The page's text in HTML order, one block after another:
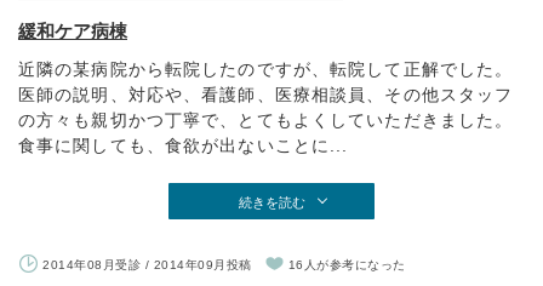
緩和ケア病棟
近隣の某病院から転院したのですが、転院して正解でした。
医師の説明、対応や、看護師、医療相談員、その他スタッフ
の方々も親切かつ丁寧で、とてもよくしていただきました。
食事に関しても、食欲が出ないことに...
続きを読む
2014年08月受診 / 2014年09月投稿 16人が参考になった